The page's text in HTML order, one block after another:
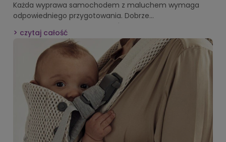
produktów dla wygodnej i bezpiecznej jazdy
Każda wyprawa samochodem z maluchem wymaga
odpowiedniego przygotowania. Dobrze
akcesoria do podróży z
niemowlakiempotrafią zmienić stresującą jazdę w
spokojną i przyjemną przygodę. Dzięki nim dziecko czuje
się komfortowo, a rodzice zyskują pewność, że zadbali o
bezpieczeństwo i wygodę swojej pociechy. Sprawdź
naszą listę najlepszych rozwiązań, które przydadzą się w
każdym samochodzie.
czytaj całość